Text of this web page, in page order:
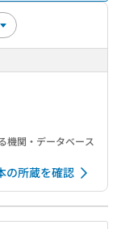
機関・データベース
の所蔵を確認